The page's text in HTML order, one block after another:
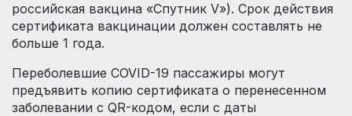
российская вакцина «Спутник V»). Срок действия
сертификата вакцинации должен составлять не
больше 1 года.
Переболевшие COVID-19 пассажиры могут
предъявить копию сертификата о перенесенном
заболевании с QR-кодом, если с даты